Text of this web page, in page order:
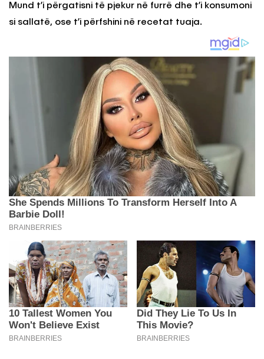
Mund t’i përgatisni të pjekur në furrë dhe t’i konsumoni
si sallatë, ose t’i përfshini në recetat tuaja.